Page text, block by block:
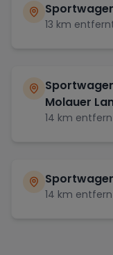
13 km
Molauer
14 km
14 km